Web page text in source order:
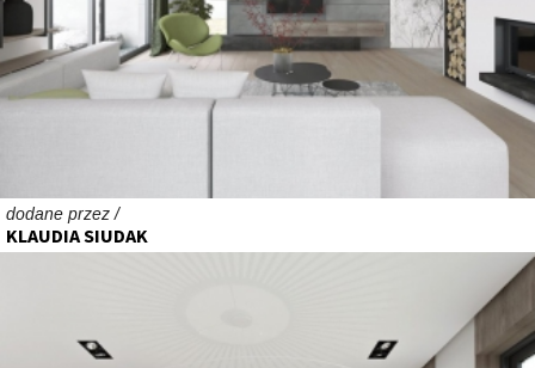
dodane przez /
KLAUDIA SIUDAK